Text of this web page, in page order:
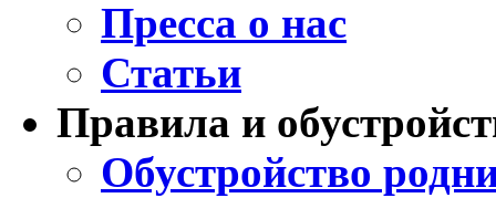
Пресса о нас
Статьи
Правила и
Обустройство